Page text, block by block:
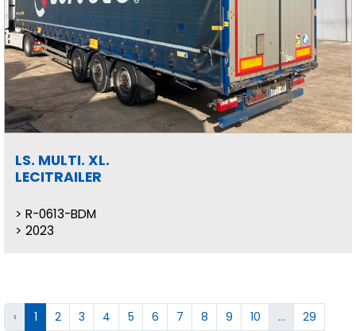
LS. MULTI. XL.
LECITRAILER
R-0613-BDM
2023
‹ 1 2 3 4 5 6 7 8 9 10 ...
29